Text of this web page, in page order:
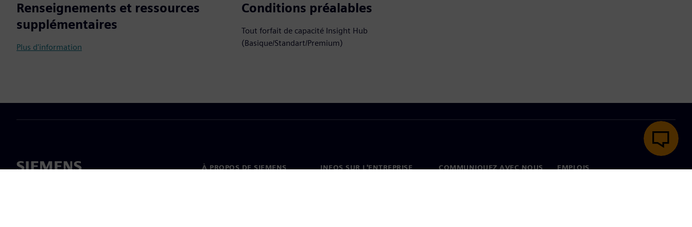
Renseignements et ressources
supplémentaires
Plus d'information
Conditions préalables
Tout forfait de capacité Insight Hub
(Basique/Standart/Premium)
À PROPOS DE SIEMENS INFOS SUR L'ENTREPRISE COMMUNIQUEZ AVEC NOUS EMPLOIS